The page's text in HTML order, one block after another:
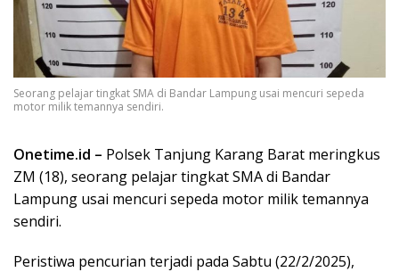
Seorang pelajar tingkat SMA di Bandar Lampung usai mencuri sepeda
motor milik temannya sendiri.
Onetime.id – Polsek Tanjung Karang Barat meringkus
ZM (18), seorang pelajar tingkat SMA di Bandar
Lampung usai mencuri sepeda motor milik temannya
sendiri.
Peristiwa pencurian terjadi pada Sabtu (22/2/2025),